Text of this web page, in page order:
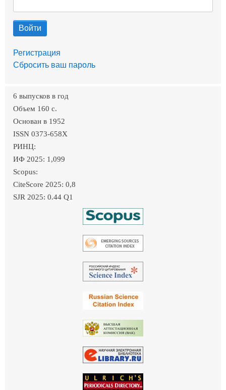
Регистрация
Сбросить ваш пароль
6 выпусков в год
Объем 160 c.
Основан в 1952
ISSN 0373-658X
РИНЦ:
ИФ 2025: 1,099
Scopus:
CiteScore 2025: 0,8
SJR 2025: 0.44 Q1